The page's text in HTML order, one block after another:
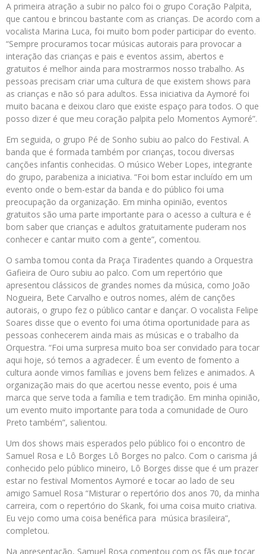
A primeira atração a subir no palco foi o grupo Coração Palpita,
que cantou e brincou bastante com as crianças. De acordo com a
vocalista Marina Luca, foi muito bom poder participar do evento.
“Sempre procuramos tocar músicas autorais para provocar a
interação das crianças e pais e eventos assim, abertos e
gratuitos é melhor ainda para mostrarmos nosso trabalho. As
pessoas precisam criar uma cultura de que existem shows para
as crianças e não só para adultos. Essa iniciativa da Aymoré foi
muito bacana e deixou claro que existe espaço para todos. O que
posso dizer é que meu coração palpita pelo Momentos Aymoré”.
Em seguida, o grupo Pé de Sonho subiu ao palco do Festival. A
banda que é formada também por crianças, tocou diversas
canções infantis conhecidas. O músico Weber Lopes, integrante
do grupo, parabeniza a iniciativa. “Foi bom estar incluído em um
evento onde o bem-estar da banda e do público foi uma
preocupação da organização. Em minha opinião, eventos
gratuitos são uma parte importante para o acesso a cultura e é
bom saber que crianças e adultos gratuitamente puderam nos
conhecer e cantar muito com a gente”, comentou.
O samba tomou conta da Praça Tiradentes quando a Orquestra
Gafieira de Ouro subiu ao palco. Com um repertório que
apresentou clássicos de grandes nomes da música, como João
Nogueira, Bete Carvalho e outros nomes, além de canções
autorais, o grupo fez o público cantar e dançar. O vocalista Felipe
Soares disse que o evento foi uma ótima oportunidade para as
pessoas conhecerem ainda mais as músicas e o trabalho da
Orquestra. “Foi uma surpresa muito boa ser convidado para tocar
aqui hoje, só temos a agradecer. É um evento de fomento a
cultura aonde vimos famílias e jovens bem felizes e animados. A
organização mais do que acertou nesse evento, pois é uma
marca que serve toda a família e tem tradição. Em minha opinião,
um evento muito importante para toda a comunidade de Ouro
Preto também”, salientou.
Um dos shows mais esperados pelo público foi o encontro de
Samuel Rosa e Lô Borges Lô Borges no palco. Com o carisma já
conhecido pelo público mineiro, Lô Borges disse que é um prazer
estar no festival Momentos Aymoré e tocar ao lado de seu
amigo Samuel Rosa “Misturar o repertório dos anos 70, da minha
carreira, com o repertório do Skank, foi uma coisa muito criativa.
Eu vejo como uma coisa benéfica para música brasileira”,
completou.
Na apresentação, Samuel Rosa comentou com os fãs que tocar